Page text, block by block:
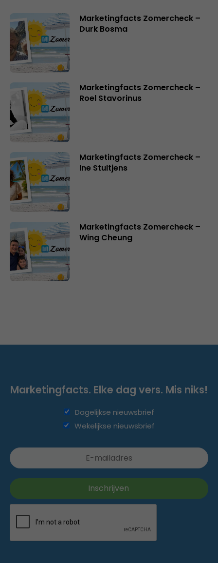
Marketingfacts Zomercheck –
Durk Bosma
Marketingfacts Zomercheck –
Roel Stavorinus
Marketingfacts Zomercheck –
Ine Stultjens
Marketingfacts Zomercheck –
Wing Cheung
Marketingfacts. Elke dag vers. Mis niks!
Dagelijkse nieuwsbrief
Wekelijkse nieuwsbrief